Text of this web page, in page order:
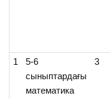
1
5-6
сыныптардағы
математика
3